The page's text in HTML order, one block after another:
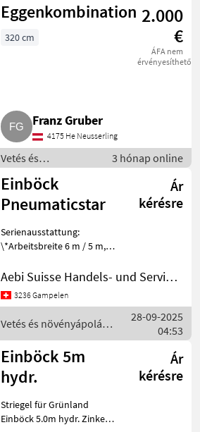
Ország Szűrők
Eggenkombination 2.000
€
ÁFA nem
érvényesíthető
320 cm
Franz Gruber
4175 He Neusserling
Vetés és
növényápolás /
Rétborona
3 hónap online
Einböck
Pneumaticstar
Ár
kérésre
Serienausstattung:
\*Arbeitsbreite 6 m / 5 m,
m \* Zinken Ø 8 mm, 490
Frontstreifblech verstellbar
Aebi Suisse Handels- und Serviceorganisation SA
3236 Gampelen
Vetés és növényápolás
/ Einböck
28-09-2025
04:53
Einböck 5m
hydr.
Ár
kérésre
Striegel für Grünland
Einböck 5.0m hydr. Zinken